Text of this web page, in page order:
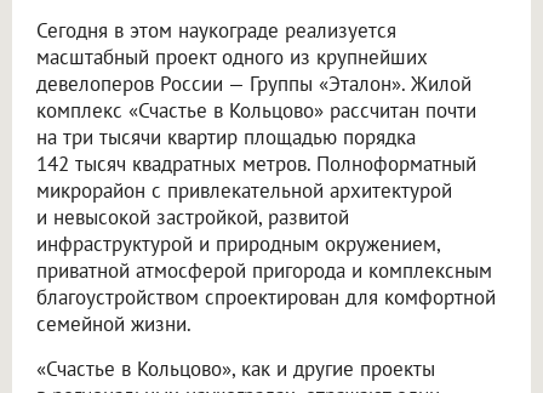
Сегодня в этом наукограде реализуется
масштабный проект одного из крупнейших
девелоперов России — Группы «Эталон». Жилой
комплекс «Счастье в Кольцово» рассчитан почти
на три тысячи квартир площадью порядка
142 тысяч квадратных метров. Полноформатный
микрорайон с привлекательной архитектурой
и невысокой застройкой, развитой
инфраструктурой и природным окружением,
приватной атмосферой пригорода и комплексным
благоустройством спроектирован для комфортной
семейной жизни.
«Счастье в Кольцово», как и другие проекты